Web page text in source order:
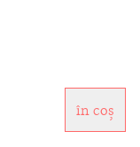
în coș